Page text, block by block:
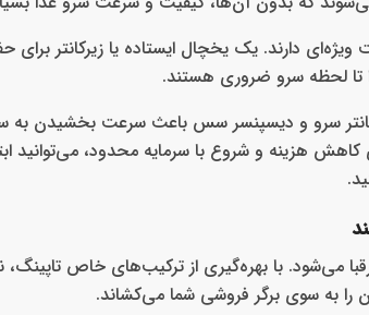
دارند. یک یخچال ایستاده یا زیرکانتر
تا لحظه سرو ضروری هستند.
کانتر سرو و دیسپنسر سس باعث سرعت بخشیدن
کاهش هزینه و شروع با سرمایه محدود،
رقبا می‌شود. با بهره‌گیری از ترکیب‌های خاص
را به سوی برگر فروشی شما می‌کشاند.